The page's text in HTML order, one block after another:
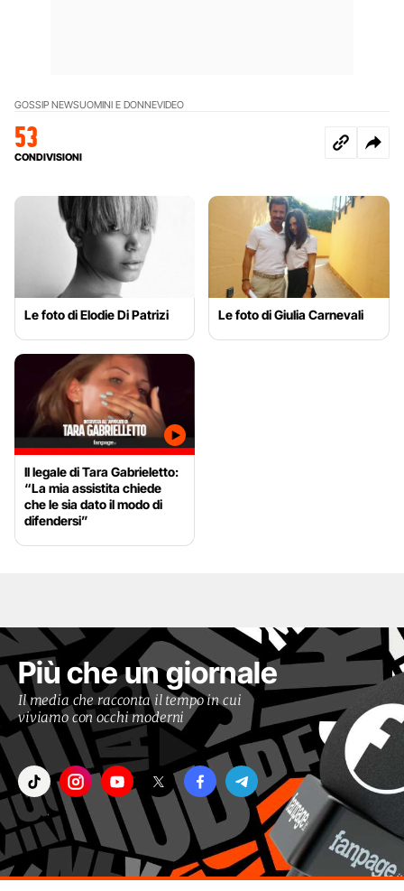
GOSSIP NEWSUOMINI E DONNEVIDEO
53
CONDIVISIONI
Le foto di Elodie Di Patrizi Le foto di Giulia Carnevali
Il legale di Tara Gabrieletto:
“La mia assistita chiede
che le sia dato il modo di
difendersi”
Più che un giornale
Il media che racconta il tempo in cui
viviamo con occhi moderni